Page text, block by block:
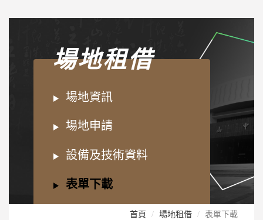
場地租借
場地資訊
場地申請
設備及技術資料
表單下載
首頁 場地租借 表單下載